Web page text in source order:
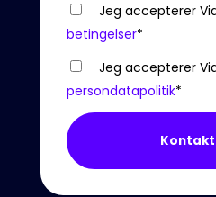
Jeg accepterer
betingelser*
Jeg accepterer
persondatapolitik*